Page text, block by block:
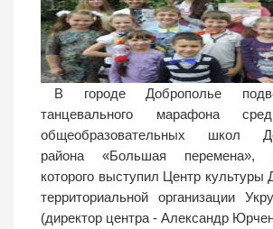
В городе Доброполье
танцевального марафона
общеобразовательных школ
района «Большая перемена»,
которого выступил Центр культуры
территориальной организации
(директор центра - Александр